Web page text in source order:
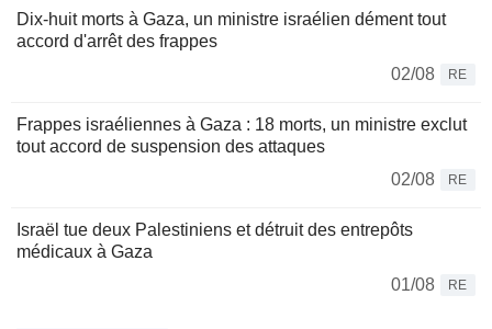
Dix-huit morts à Gaza, un ministre israélien dément tout
accord d'arrêt des frappes
02/08
RE
Frappes israéliennes à Gaza : 18 morts, un ministre exclut
tout accord de suspension des attaques
02/08
RE
Israël tue deux Palestiniens et détruit des entrepôts
médicaux à Gaza
01/08
RE